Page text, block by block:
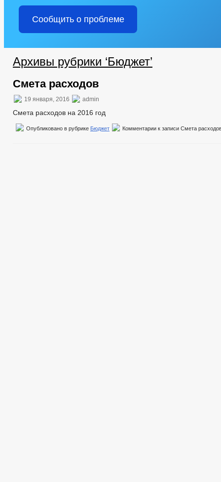
Сообщить о проблеме
Архивы рубрики ‘Бюджет’
Смета расходов
19 января, 2016 admin
Смета расходов на 2016 год
Опубликовано в рубрике Бюджет Комментарии к записи Смета